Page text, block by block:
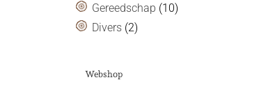
Gereedschap (10)
Divers (2)
Webshop